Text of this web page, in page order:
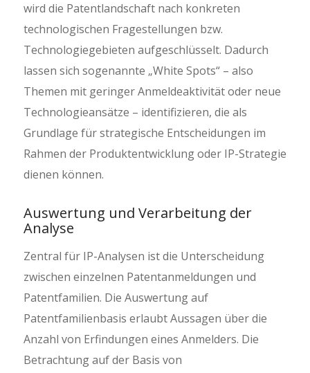
wird die Patentlandschaft nach konkreten
technologischen Fragestellungen bzw.
Technologiegebieten aufgeschlüsselt. Dadurch
lassen sich sogenannte „White Spots“ – also
Themen mit geringer Anmeldeaktivität oder neue
Technologieansätze – identifizieren, die als
Grundlage für strategische Entscheidungen im
Rahmen der Produktentwicklung oder IP-Strategie
dienen können.
Auswertung und Verarbeitung der
Analyse
Zentral für IP-Analysen ist die Unterscheidung
zwischen einzelnen Patentanmeldungen und
Patentfamilien. Die Auswertung auf
Patentfamilienbasis erlaubt Aussagen über die
Anzahl von Erfindungen eines Anmelders. Die
Betrachtung auf der Basis von